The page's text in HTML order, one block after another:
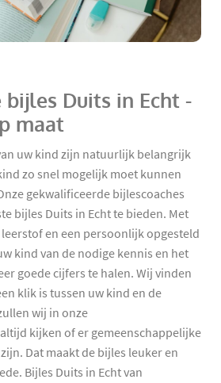
bijles Duits in Echt -
maat
uw kind zijn natuurlijk belangrijk
zo snel mogelijk moet kunnen
gekwalificeerde bijlescoaches
bijles Duits in Echt te bieden. Met
en een persoonlijk opgesteld
kind van de nodige kennis en het
goede cijfers te halen. Wij vinden
klik is tussen uw kind en de
wij in onze
kijken of er gemeenschappelijke
Dat maakt de bijles leuker en
Bijles Duits in Echt van